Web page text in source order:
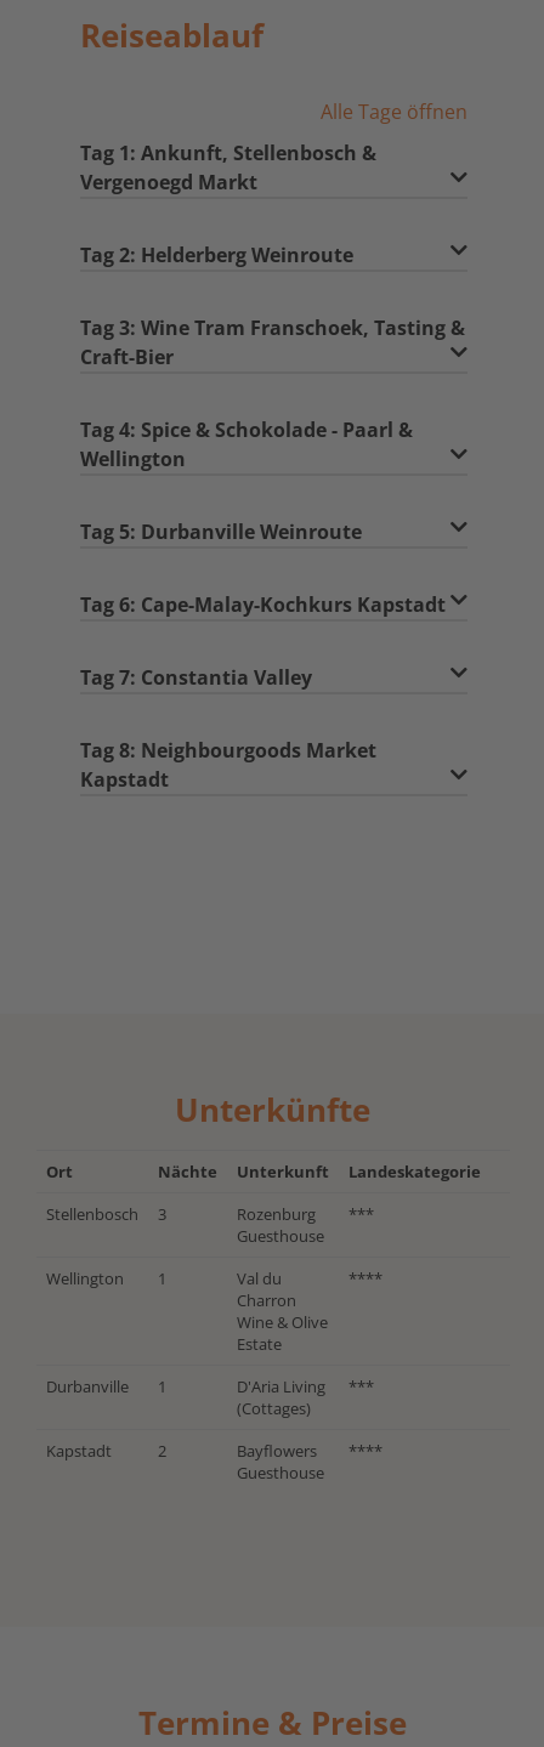
Reiseablauf
Alle Tage öffnen
Tag 1: Ankunft, Stellenbosch &
Vergenoegd Markt
Tag 2: Helderberg Weinroute
Tag 3: Wine Tram Franschoek, Tasting &
Craft-Bier
Tag 4: Spice & Schokolade - Paarl &
Wellington
Tag 5: Durbanville Weinroute
Tag 6: Cape-Malay-Kochkurs Kapstadt
Tag 7: Constantia Valley
Tag 8: Neighbourgoods Market
Kapstadt
Unterkünfte
Ort Nächte Unterkunft
Landeskategorie
Stellenbosch
3
Rozenburg
Guesthouse
***
Wellington 1
Val du
Charron
Wine & Olive
Estate
****
Durbanville 1
D'Aria Living
(Cottages)
***
Kapstadt 2
Bayflowers
Guesthouse
****
Termine & Preise